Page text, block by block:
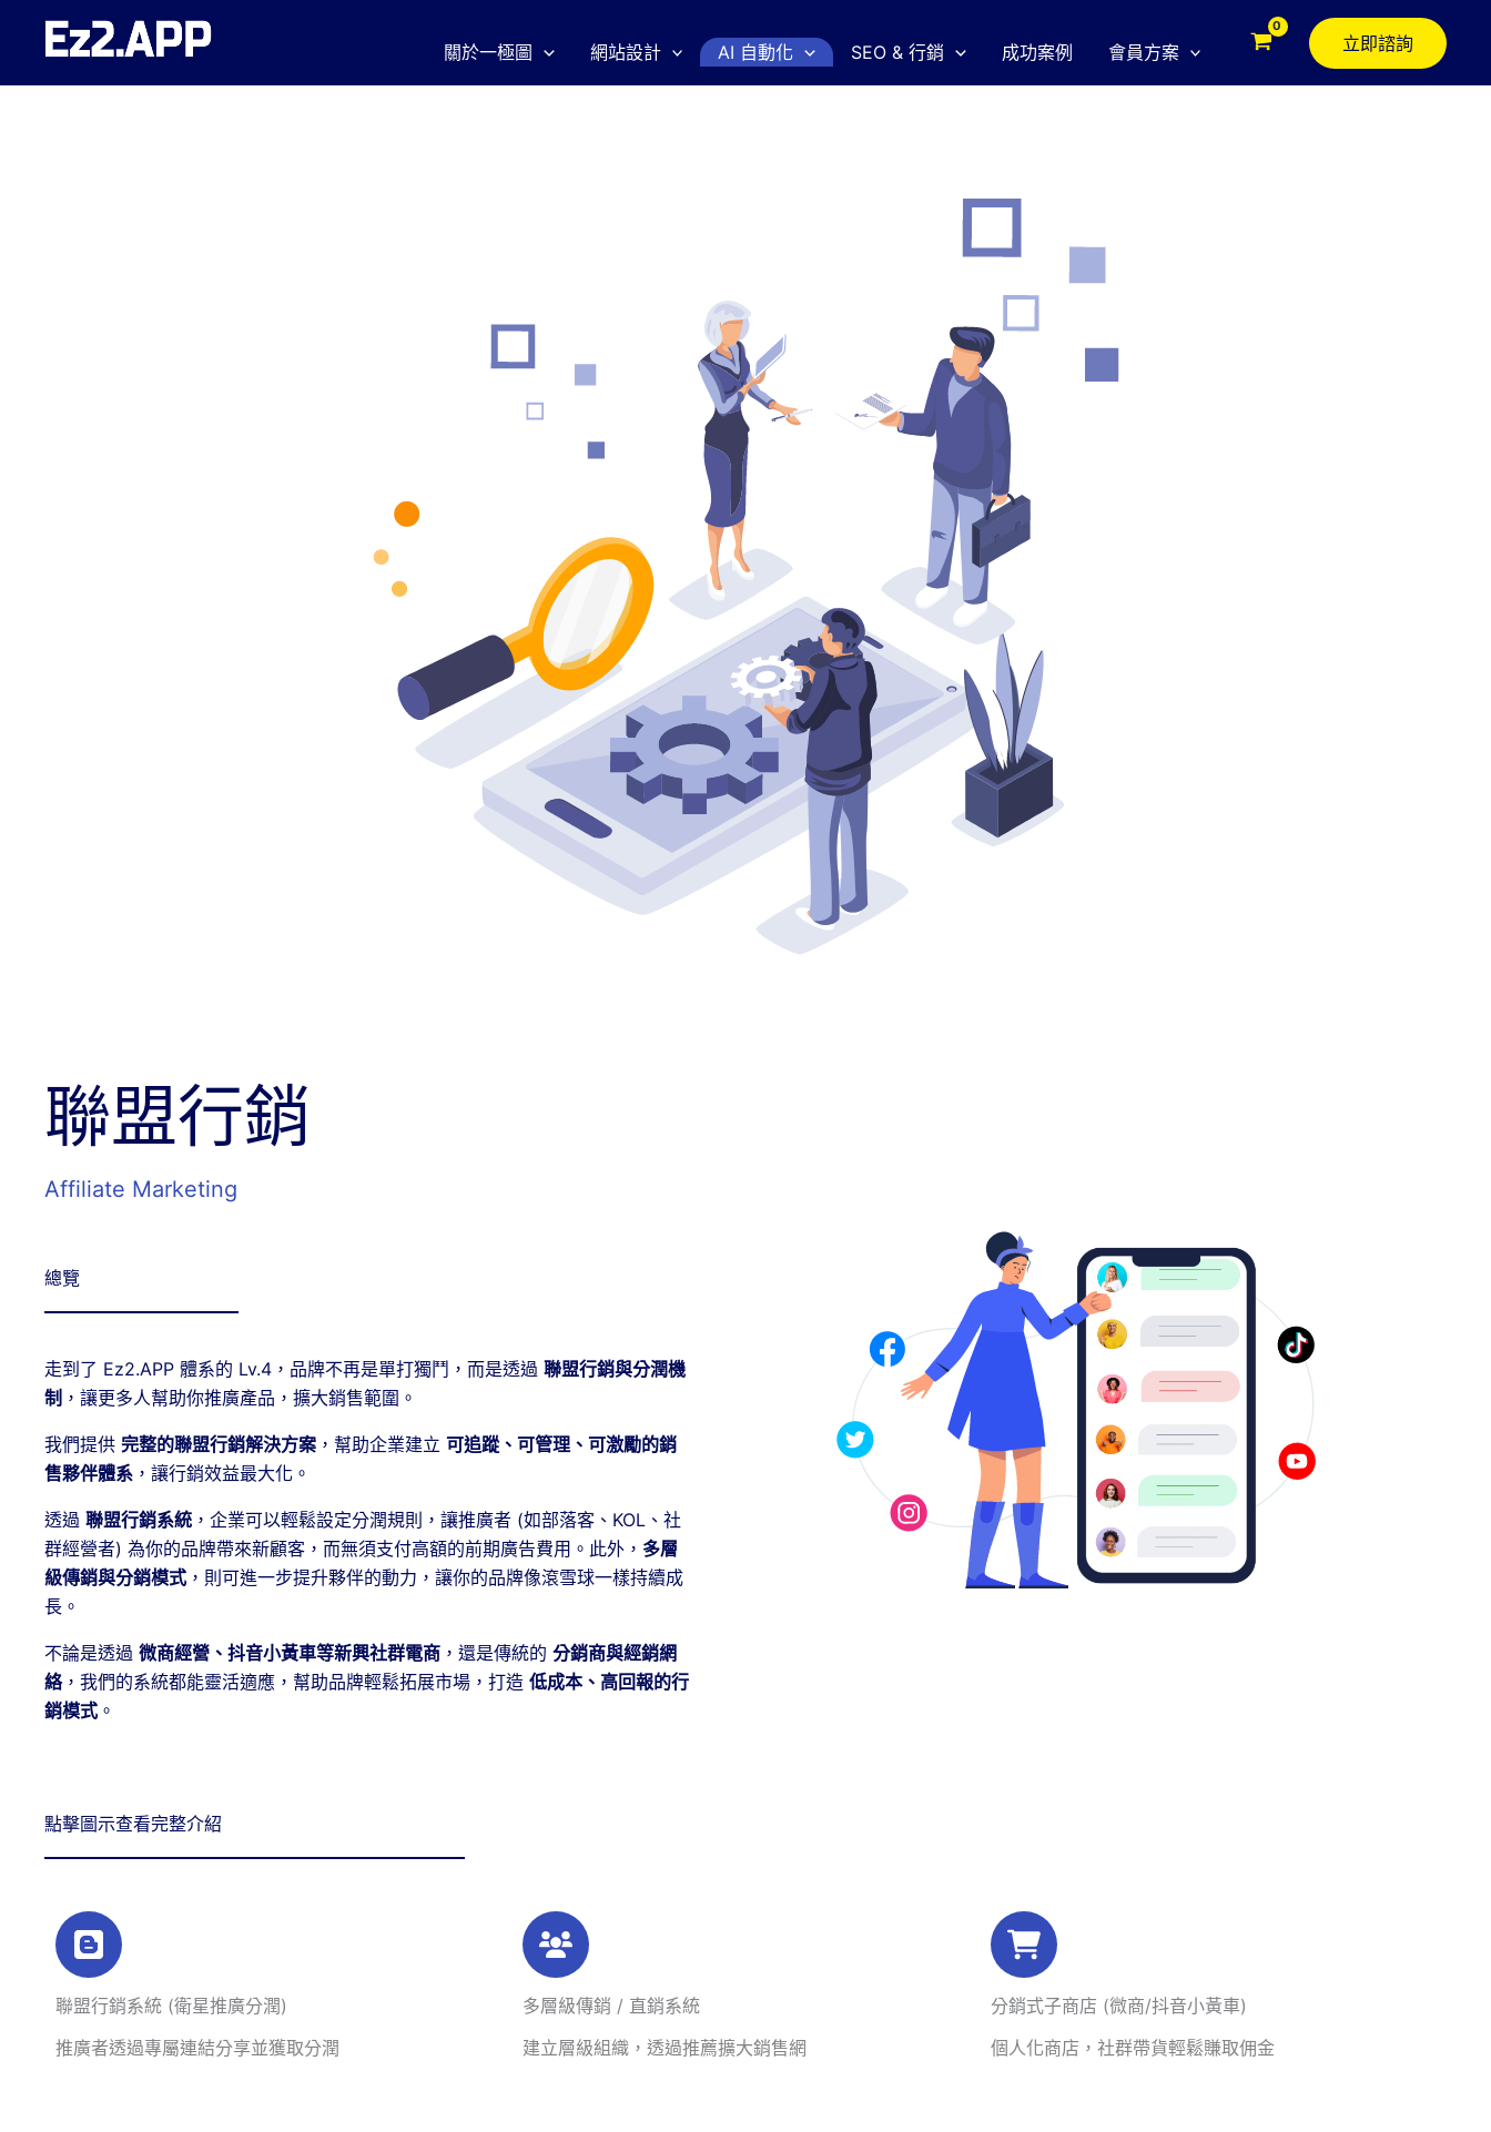
關於一極圖 網站設計 AI 自動化 SEO & 行銷 成功案例 會員方案 立即諮詢
聯盟行銷
Affiliate Marketing
總覽
走到了 Ez2.APP 體系的 Lv.4，品牌不再是單打獨鬥，而是透過 聯盟行銷與分潤機
制 ，讓更多人幫助你推廣產品，擴大銷售範圍。
我們提供 完整的聯盟行銷解決方案 ，幫助企業建立 可追蹤、可管理、可激勵的銷
售夥伴體系 ，讓行銷效益最大化。
透過 聯盟行銷系統 ，企業可以輕鬆設定分潤規則，讓推廣者 (如部落客、KOL、社
群經營者) 為你的品牌帶來新顧客，而無須支付高額的前期廣告費用。此外， 多層
級傳銷與分銷模式 ，則可進一步提升夥伴的動力，讓你的品牌像滾雪球一樣持續成
長。
不論是透過 微商經營、抖音小黃車等新興社群電商 ，還是傳統的 分銷商與經銷網
絡，我們的系統都能靈活適應，幫助品牌輕鬆拓展市場，打造 低成本、高回報的行
銷模式 。
點擊圖示查看完整介紹
聯盟行銷系統 (衛星推廣分潤)
推廣者透過專屬連結分享並獲取分潤
多層級傳銷 / 直銷系統
建立層級組織，透過推薦擴大銷售網
分銷式子商店 (微商/抖音小黃車)
個人化商店，社群帶貨輕鬆賺取佣金